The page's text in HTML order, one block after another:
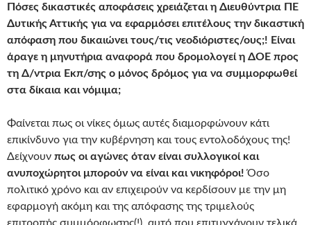
Πόσες δικαστικές αποφάσεις χρειάζεται η Διευθύντρια ΠΕ
Δυτικής Αττικής για να εφαρμόσει επιτέλους την δικαστική
απόφαση που δικαιώνει τους/τις νεοδιόριστες/ους;! Είναι
άραγε η μηνυτήρια αναφορά που δρομολογεί η ΔΟΕ προς
τη Δ/ντρια Εκπ/σης ο μόνος δρόμος για να συμμορφωθεί
στα δίκαια και νόμιμα;
Φαίνεται πως οι νίκες όμως αυτές διαμορφώνουν κάτι
επικίνδυνο για την κυβέρνηση και τους εντολοδόχους της!
Δείχνουν πως οι αγώνες όταν είναι συλλογικοί και
ανυποχώρητοι μπορούν να είναι και νικηφόροι!Όσο
πολιτικό χρόνο και αν επιχειρούν να κερδίσουν με την μη
εφαρμογή ακόμη και της απόφασης της τριμελούς